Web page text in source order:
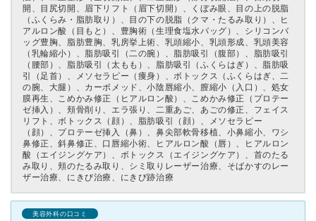
開、目尻切開、眉下リフト（眉下切開）、くぼみ眼、目の上の脱脂
（ふくらみ・脂肪取り）、目の下の脱脂（クマ・たるみ取り）、ヒ
アルロン酸（目もと）、豊胸術（生理食塩水バッグ）、シリコンバ
ッグ豊胸、脂肪豊胸、乳房挙上術、乳頭縮小、乳頭形成、乳頭美容
（乳輪縮小）、脂肪吸引（二の腕）、脂肪吸引（腹部）、脂肪吸引
（腰部）、脂肪吸引（太もも）、脂肪吸引（ふくらはぎ）、脂肪吸
引（足首）、メソセラピー（痩身）、ボトックス（ふくらはぎ、二
の腕、大腿）、カーボメッド、小陰唇縮小、膣縮小（入口）、処女
膜再生、こめかみ修正（ヒアルロン酸）、こめかみ修正（プロテー
ゼ挿入）、頬骨削り、エラ張り、二重あご、あごの修正、フェイス
リフト、ボトックス（顔）、脂肪吸引（顔）、メソセラピー
（顔）、プロテーゼ挿入（鼻）、鼻尖部軟骨移植、小鼻縮小、ワシ
鼻修正、斜鼻修正、口唇縮小術、ヒアルロン酸（唇）、ヒアルロン
酸（エイジングケア）、ボトックス（エイジングケア）、首のたる
み取り、頬のたるみ取り、シミ取りレーザー治療、そばかすのレー
ザー治療、にきび治療、にきび跡治療
美容外科の口コミ